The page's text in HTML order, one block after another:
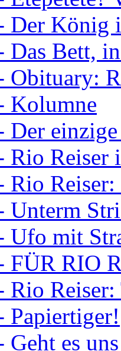
Der König
Das Bett,
Obituary:
Kolumne
Der
Rio Reiser
Rio
Unterm
Ufo mit
FÜR RIO
Rio
Papiertiger!
Geht es